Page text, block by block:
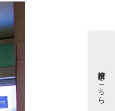
資料請求はこちら